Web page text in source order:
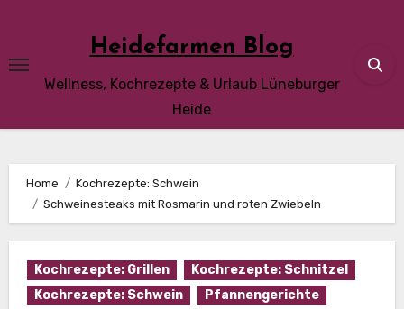
content
Heidefarmen Blog
Wellness, Kochrezepte & Urlaub Lüneburger
Heide
Home
Kochrezepte: Schwein
Schweinesteaks mit Rosmarin und roten Zwiebeln
Kochrezepte: Grillen
Kochrezepte: Schnitzel
Kochrezepte: Schwein
Pfannengerichte